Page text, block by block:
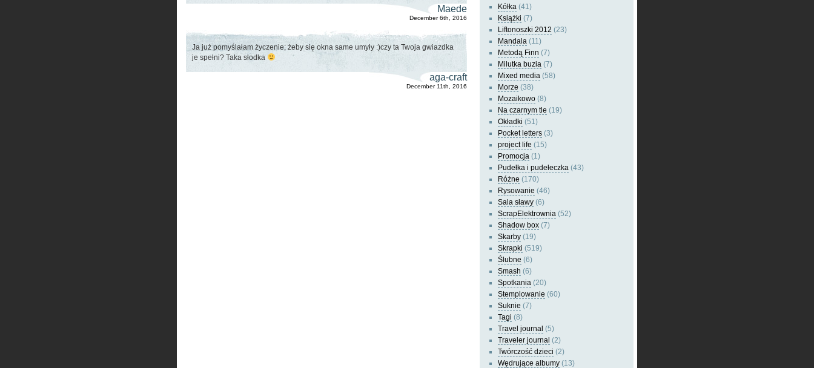
Maede
December 6th, 2016
Ja już pomyślałam życzenie; żeby się okna same umyły :)czy ta Twoja gwiazdka
je spełni? Taka słodka
aga-craft
December 11th, 2016
Kółka (41)
Książki (7)
Liftonoszki 2012 (23)
Mandala (11)
Metodą Finn (7)
Milutka buzia (7)
Mixed media (58)
Morze (38)
Mozaikowo (8)
Na czarnym tle (19)
Okładki (51)
Pocket letters (3)
project life (15)
Promocja (1)
Pudełka i pudełeczka (43)
Różne (170)
Rysowanie (46)
Sala sławy (6)
ScrapElektrownia (52)
Shadow box (7)
Skarby (19)
Skrapki (519)
Ślubne (6)
Smash (6)
Spotkania (20)
Stemplowanie (60)
Suknie (7)
Tagi (8)
Travel journal (5)
Traveler journal (2)
Twórczość dzieci (2)
Wędrujące albumy (13)